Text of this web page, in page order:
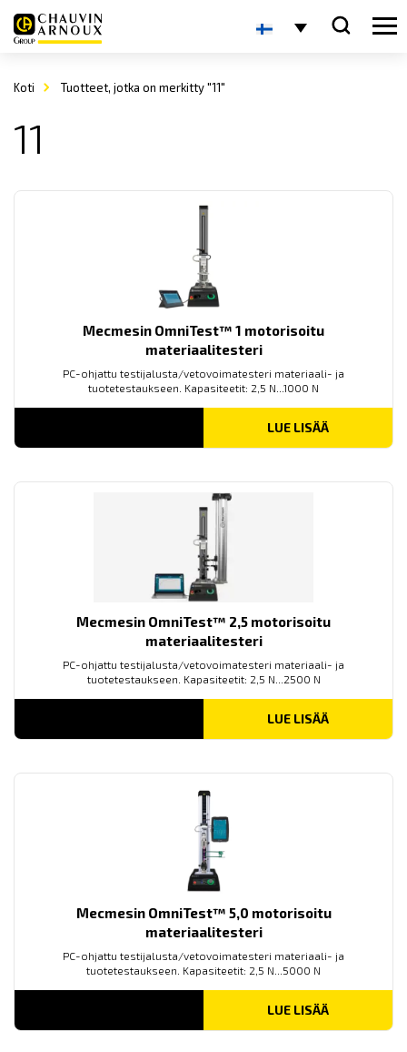
Koti Tuotteet, jotka on merkitty "11"
11
Mecmesin OmniTest™ 1 motorisoitu
materiaalitesteri
PC-ohjattu testijalusta/vetovoimatesteri materiaali- ja
tuotetestaukseen. Kapasiteetit: 2,5 N...1000 N
LUE LISÄÄ
Mecmesin OmniTest™ 2,5 motorisoitu
materiaalitesteri
PC-ohjattu testijalusta/vetovoimatesteri materiaali- ja
tuotetestaukseen. Kapasiteetit: 2,5 N...2500 N
LUE LISÄÄ
Mecmesin OmniTest™ 5,0 motorisoitu
materiaalitesteri
PC-ohjattu testijalusta/vetovoimatesteri materiaali- ja
tuotetestaukseen. Kapasiteetit: 2,5 N...5000 N
LUE LISÄÄ